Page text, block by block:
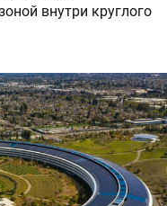
внутри круглого